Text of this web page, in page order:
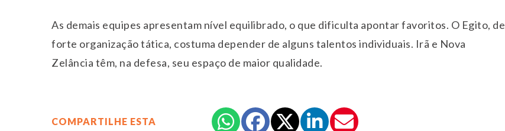
As demais equipes apresentam nível equilibrado, o que dificulta apontar favoritos. O Egito, de
forte organização tática, costuma depender de alguns talentos individuais. Irã e Nova
Zelância têm, na defesa, seu espaço de maior qualidade.
COMPARTILHE ESTA